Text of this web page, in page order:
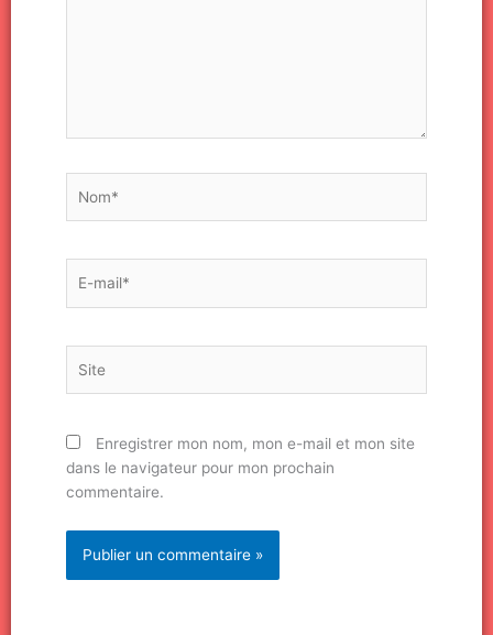
mail*
Enregistrer mon nom, mon e-mail et mon site
dans le navigateur pour mon prochain
commentaire.